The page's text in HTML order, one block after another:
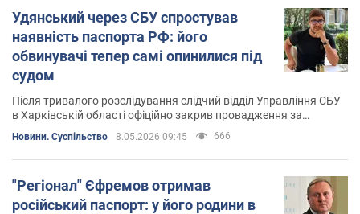
Удянський через СБУ спростував
наявність паспорта РФ: його
обвинувачі тепер самі опинилися під
судом
Після тривалого розслідування слідчий відділ Управління СБУ
в Харківській області офіційно закрив провадження за
відсутністю події злочину
Новини. Суспільство 8.05.2026 09:45 666
"Регіонал" Єфремов отримав
російський паспорт: у його родини в